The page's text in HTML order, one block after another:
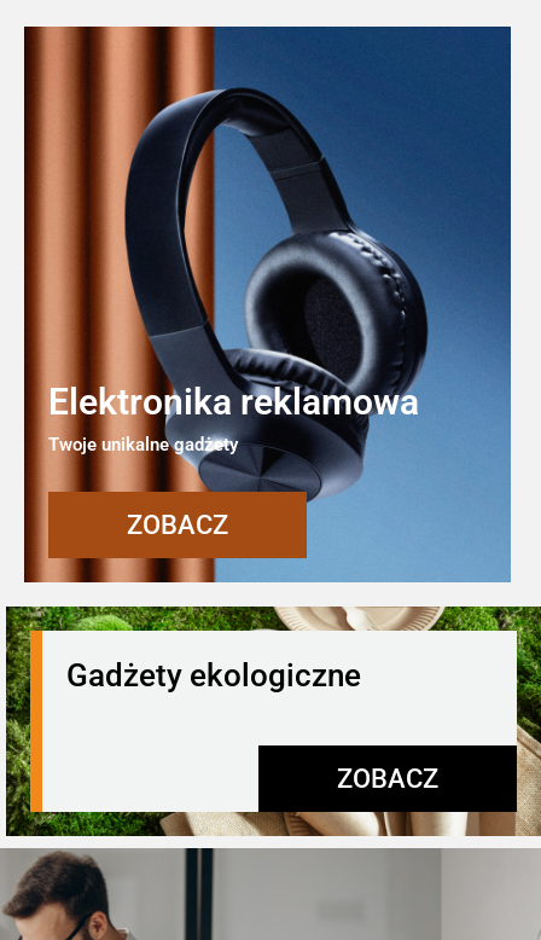
Elektronika reklamowa
Twoje unikalne gadżety
ZOBACZ
Gadżety ekologiczne
ZOBACZ